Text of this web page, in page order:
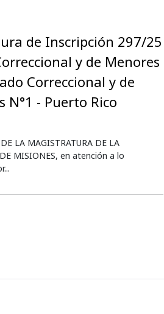
de Inscripción 297/25
y de Menores
Correccional y de
N°1 - Puerto Rico
LA MAGISTRATURA DE LA
MISIONES, en atención a lo